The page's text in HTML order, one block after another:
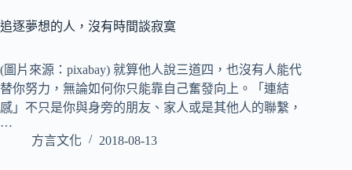
追逐夢想的人，沒有時間談寂寞
(圖片來源：pixabay) 就算他人說三道四，也沒有人能代
替你努力，無論如何你只能靠自己奮發向上。「連結
感」不只是你與身旁的朋友、家人或是其他人的聯繫，
…
方言文化
2018-08-13